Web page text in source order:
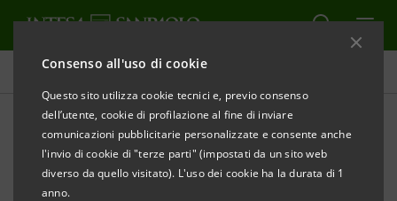
Consenso all'uso di cookie
Questo sito utilizza cookie tecnici e, previo consenso
dell’utente, cookie di profilazione al fine di inviare
comunicazioni pubblicitarie personalizzate e consente anche
l'invio di cookie di "terze parti" (impostati da un sito web
diverso da quello visitato). L'uso dei cookie ha la durata di 1
anno.
Comunicati stampa
STAMPA AGGIORNA
COMUNICATO STAMPA
INTESA SANPAOLOCELEBRA IL DECENNALE DEL